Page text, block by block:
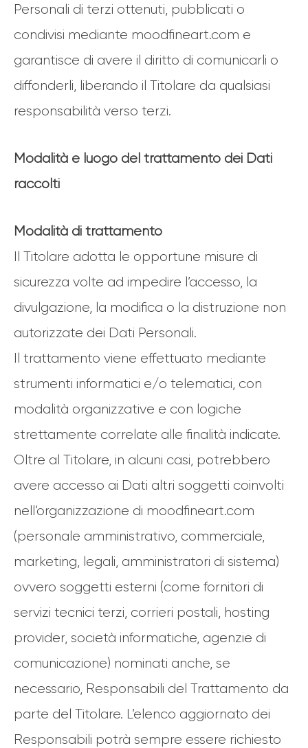
Personali di terzi ottenuti, pubblicati o
condivisi mediante moodfineart.com e
garantisce di avere il diritto di comunicarli o
diffonderli, liberando il Titolare da qualsiasi
responsabilità verso terzi.
Modalità e luogo del trattamento dei Dati
raccolti
Modalità di trattamento
Il Titolare adotta le opportune misure di
sicurezza volte ad impedire l’accesso, la
divulgazione, la modifica o la distruzione non
autorizzate dei Dati Personali.
Il trattamento viene effettuato mediante
strumenti informatici e/o telematici, con
modalità organizzative e con logiche
strettamente correlate alle finalità indicate.
Oltre al Titolare, in alcuni casi, potrebbero
avere accesso ai Dati altri soggetti coinvolti
nell’organizzazione di moodfineart.com
(personale amministrativo, commerciale,
marketing, legali, amministratori di sistema)
ovvero soggetti esterni (come fornitori di
servizi tecnici terzi, corrieri postali, hosting
provider, società informatiche, agenzie di
comunicazione) nominati anche, se
necessario, Responsabili del Trattamento da
parte del Titolare. L’elenco aggiornato dei
Responsabili potrà sempre essere richiesto